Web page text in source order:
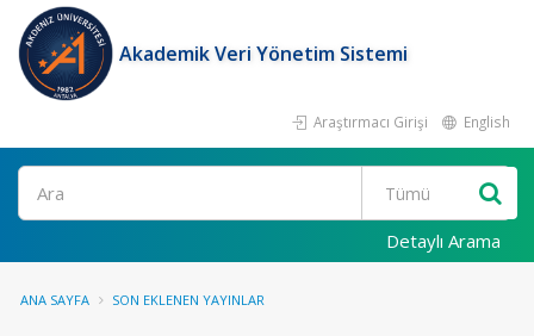
Akademik Veri Yönetim Sistemi
Araştırmacı Girişi English
Ara
Detaylı Arama
ANA SAYFA SON EKLENEN YAYINLAR